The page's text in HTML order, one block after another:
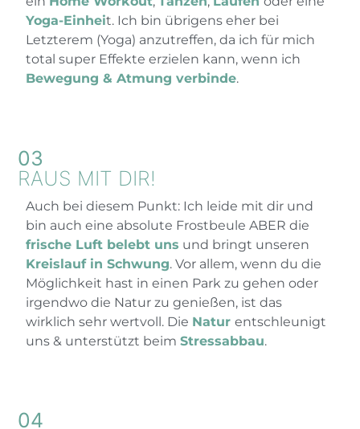
Yoga-Einheit. Ich bin übrigens eher bei
Letzterem (Yoga) anzutreffen, da ich für mich
total super Effekte erzielen kann, wenn ich
Bewegung & Atmung verbinde.
03
RAUS MIT DIR!
Auch bei diesem Punkt: Ich leide mit dir und
bin auch eine absolute Frostbeule ABER die
frische Luft belebt uns und bringt unseren
Kreislauf in Schwung. Vor allem, wenn du die
Möglichkeit hast in einen Park zu gehen oder
irgendwo die Natur zu genießen, ist das
wirklich sehr wertvoll. Die Natur entschleunigt
uns & unterstützt beimStressabbau.
04